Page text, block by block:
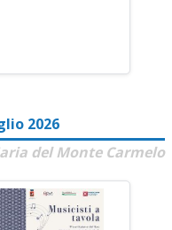
2026
del Monte Carmelo